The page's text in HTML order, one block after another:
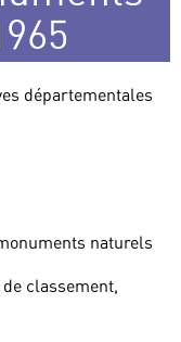
départementales
naturels
classement,